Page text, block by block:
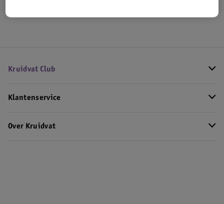
Kruidvat Club
Klantenservice
Over Kruidvat